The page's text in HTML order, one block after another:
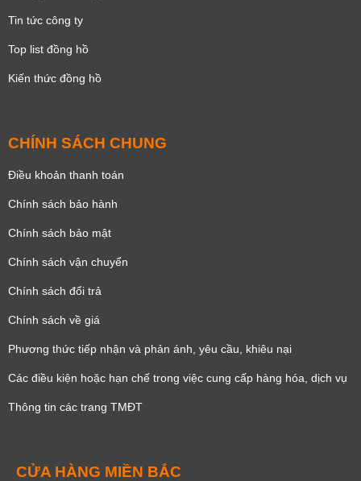
Tin tức công ty
Top list đồng hồ
Kiến thức đồng hồ
CHÍNH SÁCH CHUNG
Điều khoản thanh toán
Chính sách bảo hành
Chính sách bảo mật
Chính sách vận chuyển
Chính sách đổi trả
Chính sách về giá
Phương thức tiếp nhận và phản ánh, yêu cầu, khiêu nại
Các điều kiện hoặc hạn chế trong việc cung cấp hàng hóa, dịch vụ
Thông tin các trang TMĐT
CỬA HÀNG MIỀN BẮC